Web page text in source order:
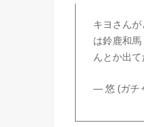
キヨさん
は鈴鹿和
んとか出
— 悠 (ガチ